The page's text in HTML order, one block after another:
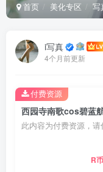
首页 美化专区 写
i写真
4个月前更新
此内容为付费资源，
R币
付费资源